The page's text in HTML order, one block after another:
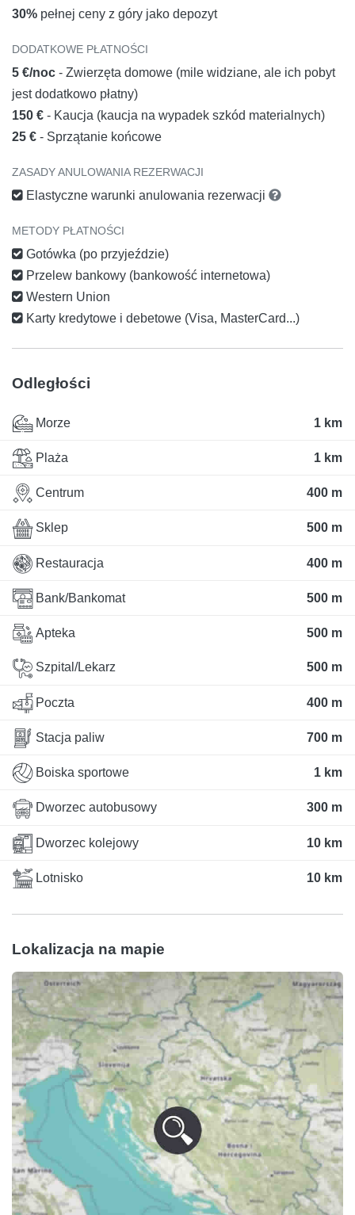
30% pełnej ceny z góry jako depozyt
DODATKOWE PŁATNOŚCI
5 €/noc - Zwierzęta domowe (mile widziane, ale ich pobyt
jest dodatkowo płatny)
150 € - Kaucja (kaucja na wypadek szkód materialnych)
25 € - Sprzątanie końcowe
ZASADY ANULOWANIA REZERWACJI
Elastyczne warunki anulowania rezerwacji
METODY PŁATNOŚCI
Gotówka (po przyjeździe)
Przelew bankowy (bankowość internetowa)
Western Union
Karty kredytowe i debetowe (Visa, MasterCard...)
Odległości
Morze 1 km
Plaża 1 km
Centrum 400 m
Sklep 500 m
Restauracja 400 m
Bank/Bankomat 500 m
Apteka 500 m
Szpital/Lekarz 500 m
Poczta 400 m
Stacja paliw 700 m
Boiska sportowe 1 km
Dworzec autobusowy 300 m
Dworzec kolejowy 10 km
Lotnisko 10 km
Lokalizacja na mapie